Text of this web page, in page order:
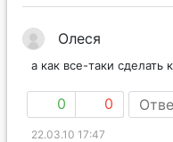
Олеся
а как все-таки сделать
0 0
22.03.10 17:47